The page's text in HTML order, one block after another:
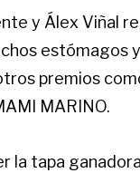
y Álex Viñal
estómagos
premios
MARINO.
la tapa